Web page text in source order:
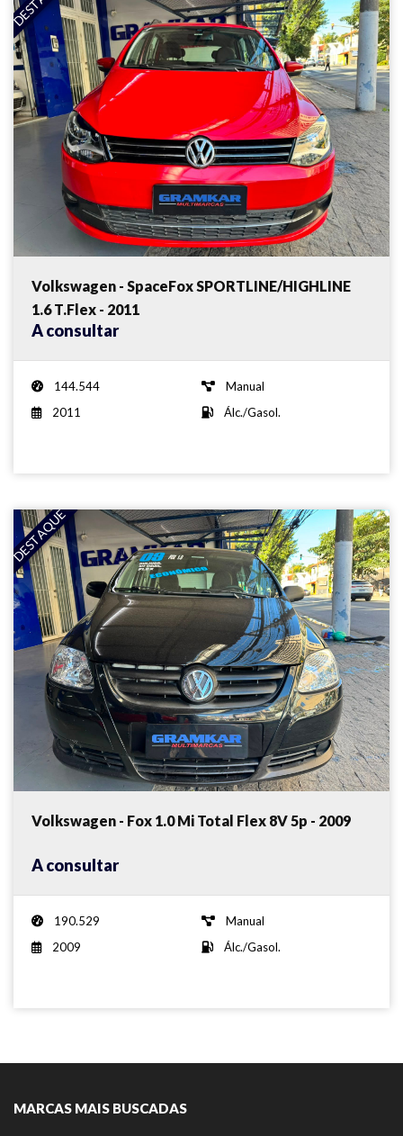
Volkswagen - SpaceFox SPORTLINE/HIGHLINE
1.6 T.Flex - 2011
A consultar
144.544
Manual
2011
Álc./Gasol.
DESTAQUE
Volkswagen - Fox 1.0 Mi Total Flex 8V 5p - 2009
A consultar
190.529
Manual
2009
Álc./Gasol.
MARCAS MAIS BUSCADAS